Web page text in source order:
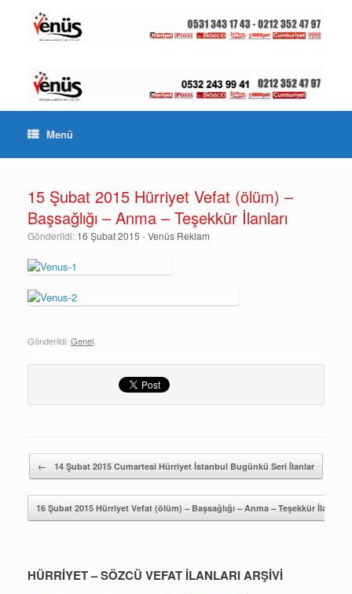
Menü
15 Şubat 2015 Hürriyet Vefat (ölüm) –
Başsağlığı – Anma – Teşekkür İlanları
Gönderildi: 16 Şubat 2015 -Venüs Reklam
Gönderildi: Genel.
Yazı gezintisi
← 14 Şubat 2015 Cumartesi Hürriyet İstanbul Bugünkü Seri İlanlar
16 Şubat 2015 Hürriyet Vefat (ölüm) – Başsağlığı – Anma – Teşekkür İlanları
HÜRRİYET – SÖZCÜ VEFAT İLANLARI ARŞİVİ